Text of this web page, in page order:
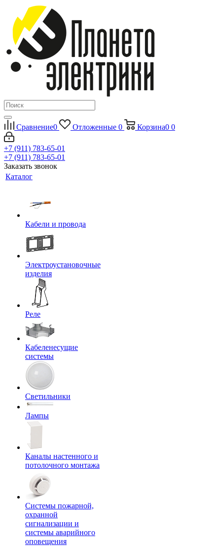
Сравнение0 Отложенные 0 Корзина0 0
+7 (911) 783-65-01
+7 (911) 783-65-01
Заказать звонок
Каталог
Кабели и провода
Электроустановочные
изделия
Реле
Кабеленесущие
системы
Светильники
Лампы
Каналы настенного и
потолочного монтажа
Системы пожарной,
охранной
сигнализации и
системы аварийного
оповещения